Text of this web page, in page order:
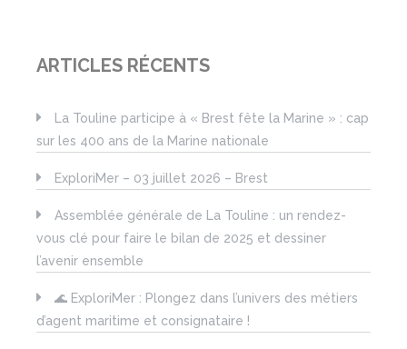
ARTICLES RÉCENTS
La Touline participe à « Brest fête la Marine » : cap
sur les 400 ans de la Marine nationale
ExploriMer – 03 juillet 2026 – Brest
Assemblée générale de La Touline : un rendez-
vous clé pour faire le bilan de 2025 et dessiner
l’avenir ensemble
🌊 ExploriMer : Plongez dans l’univers des métiers
d’agent maritime et consignataire !